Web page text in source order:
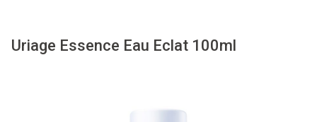
Uriage Essence Eau Eclat 100ml